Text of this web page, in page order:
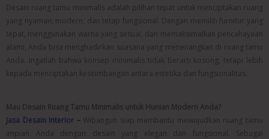
Desain ruang tamu minimalis adalah pilihan tepat untuk menciptakan ruang
yang nyaman, modern, dan tetap fungsional. Dengan memilih furnitur yang
tepat, menggunakan warna yang sesuai, dan memaksimalkan pencahayaan
alami, Anda bisa menghadirkan suasana yang menenangkan di ruang tamu
Anda. Ingatlah bahwa konsep minimalis tidak berarti kosong, tetapi lebih
kepada menciptakan keseimbangan antara estetika dan fungsionalitas.
Mau Desain Ruang Tamu Minimalis untuk Hunian Modern Anda?
Jasa Desain Interior –Wibangun siap membantu mewujudkan ruang tamu
impian Anda dengan desain yang elegan dan fungsional. Sebagai